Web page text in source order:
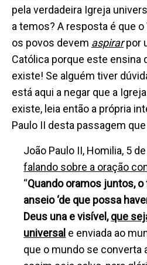
pela verdadeira Igreja
a temos? A resposta é que
os povos devem aspirarpor
Católica porque este ensina
existe! Se alguém tiver
está aqui a negar que a
existe, leia então a própria
Paulo II desta passagem
João Paulo II, Homilia, 5
falando sobre a oração
“Quando oramos juntos,
anseio ‘de que possa
Deus una e visível,que
universal e enviada ao
que o mundo se converta